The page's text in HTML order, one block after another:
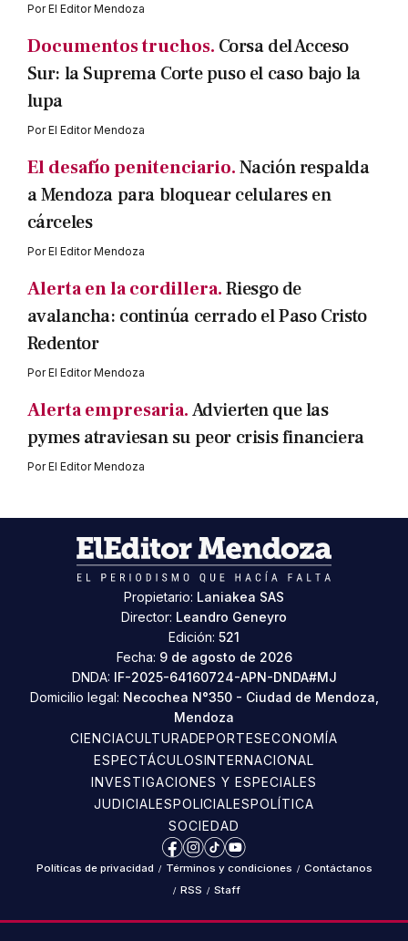
PorEl Editor Mendoza
Documentos truchos. Corsa del Acceso
Sur: la Suprema Corte puso el caso bajo la
lupa
PorEl Editor Mendoza
El desafío penitenciario.Nación respalda
a Mendoza para bloquear celulares en
cárceles
PorEl Editor Mendoza
Alerta en la cordillera.Riesgo de
avalancha: continúa cerrado el Paso Cristo
Redentor
PorEl Editor Mendoza
Alerta empresaria.Advierten que las
pymes atraviesan su peor crisis financiera
PorEl Editor Mendoza
Propietario: Laniakea SAS
Director: Leandro Geneyro
Edición: 521
Fecha: 9 de agosto de 2026
DNDA: IF-2025-64160724-APN-DNDA#MJ
Domicilio legal: Necochea N°350 - Ciudad de Mendoza,
Mendoza
CIENCIACULTURADEPORTESECONOMÍA
ESPECTÁCULOSINTERNACIONAL
INVESTIGACIONES Y ESPECIALES
JUDICIALESPOLICIALESPOLÍTICA
SOCIEDAD
Facebook
Instagram
TikTokYouTube
Políticas de privacidad / Términos y condiciones / Contáctanos
/ RSS / Staff